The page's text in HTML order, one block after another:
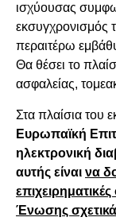
ισχύουσας
εκσυγχρονισμός
περαιτέρω
Θα θέσει το
ασφαλείας,
Στα πλαίσια του
Ευρωπαϊκή
ηλεκτρονική
αυτής είναι να
Ένωσης σχετικά